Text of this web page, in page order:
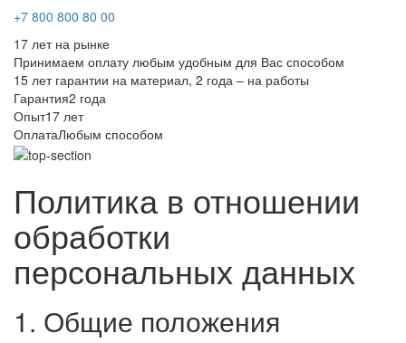
+7 800 800 80 00
17 лет на рынке
Принимаем оплату любым удобным для Вас способом
15 лет гарантии на материал, 2 года – на работы
Гарантия2 года
Опыт17 лет
ОплатаЛюбым способом
Политика в отношении
обработки
персональных данных
1. Общие положения